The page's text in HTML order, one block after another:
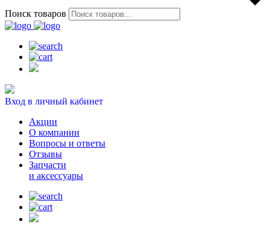
Поиск товаров
Вход в личный кабинет
Акции
О компании
Вопросы и ответы
Отзывы
Запчасти
и аксессуары